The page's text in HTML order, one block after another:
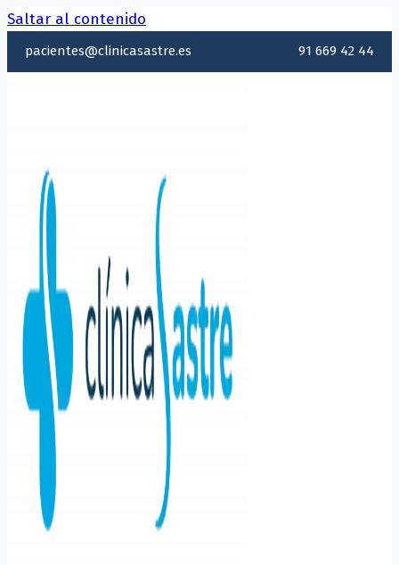
Saltar al contenido
pacientes@clinicasastre.es 91 669 42 44